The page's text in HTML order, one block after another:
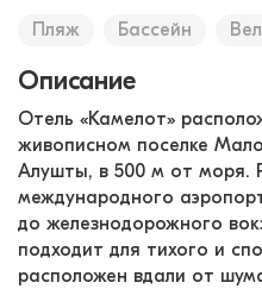
Пляж
Бассейн
Описание
Отель «Камелот»
живописном поселке
Алушты, в 500 м от моря.
международного
до железнодорожного
подходит для тихого и
расположен вдали от